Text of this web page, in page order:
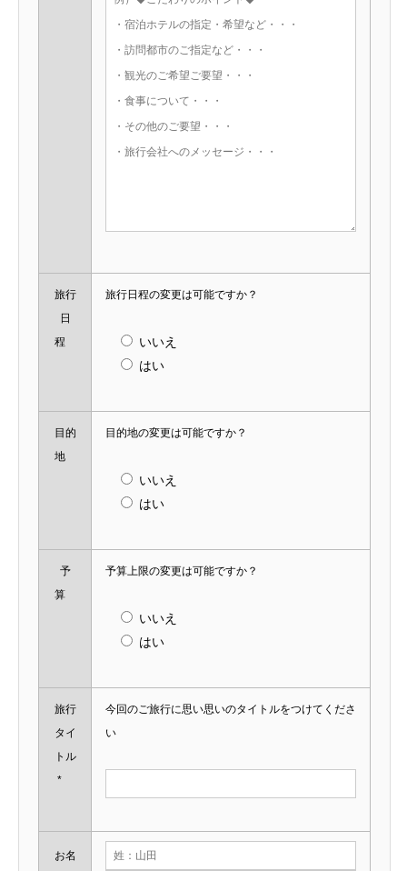
旅行
日
程
旅行日程の変更は可能ですか？
いいえ
はい
目的
地
目的地の変更は可能ですか？
いいえ
はい
予
算
予算上限の変更は可能ですか？
いいえ
はい
旅行
タイ
トル
*
今回のご旅行に思い思いのタイトルをつけてくださ
い
お名